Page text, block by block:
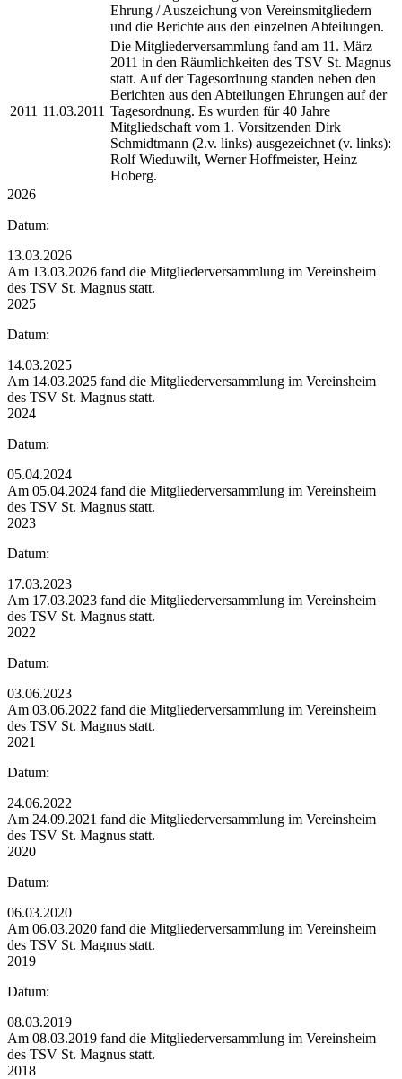
Ehrung / Auszeichung von Vereinsmitgliedern
und die Berichte aus den einzelnen Abteilungen.
2011 11.03.2011
Die Mitgliederversammlung fand am 11. März
2011 in den Räumlichkeiten des TSV St. Magnus
statt. Auf der Tagesordnung standen neben den
Berichten aus den Abteilungen Ehrungen auf der
Tagesordnung. Es wurden für 40 Jahre
Mitgliedschaft vom 1. Vorsitzenden Dirk
Schmidtmann (2.v. links) ausgezeichnet (v. links):
Rolf Wieduwilt, Werner Hoffmeister, Heinz
Hoberg.
2026
Datum:
13.03.2026
Am 13.03.2026 fand die Mitgliederversammlung im Vereinsheim
des TSV St. Magnus statt.
2025
Datum:
14.03.2025
Am 14.03.2025 fand die Mitgliederversammlung im Vereinsheim
des TSV St. Magnus statt.
2024
Datum:
05.04.2024
Am 05.04.2024 fand die Mitgliederversammlung im Vereinsheim
des TSV St. Magnus statt.
2023
Datum:
17.03.2023
Am 17.03.2023 fand die Mitgliederversammlung im Vereinsheim
des TSV St. Magnus statt.
2022
Datum:
03.06.2023
Am 03.06.2022 fand die Mitgliederversammlung im Vereinsheim
des TSV St. Magnus statt.
2021
Datum:
24.06.2022
Am 24.09.2021 fand die Mitgliederversammlung im Vereinsheim
des TSV St. Magnus statt.
2020
Datum:
06.03.2020
Am 06.03.2020 fand die Mitgliederversammlung im Vereinsheim
des TSV St. Magnus statt.
2019
Datum:
08.03.2019
Am 08.03.2019 fand die Mitgliederversammlung im Vereinsheim
des TSV St. Magnus statt.
2018